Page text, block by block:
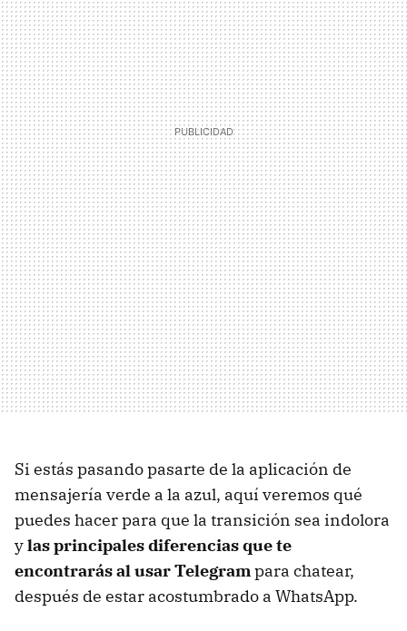
Si estás pasando pasarte de la aplicación de
mensajería verde a la azul, aquí veremos qué
puedes hacer para que la transición sea indolora
ylas principales diferencias que te
encontrarás al usar Telegrampara chatear,
después de estar acostumbrado a WhatsApp.